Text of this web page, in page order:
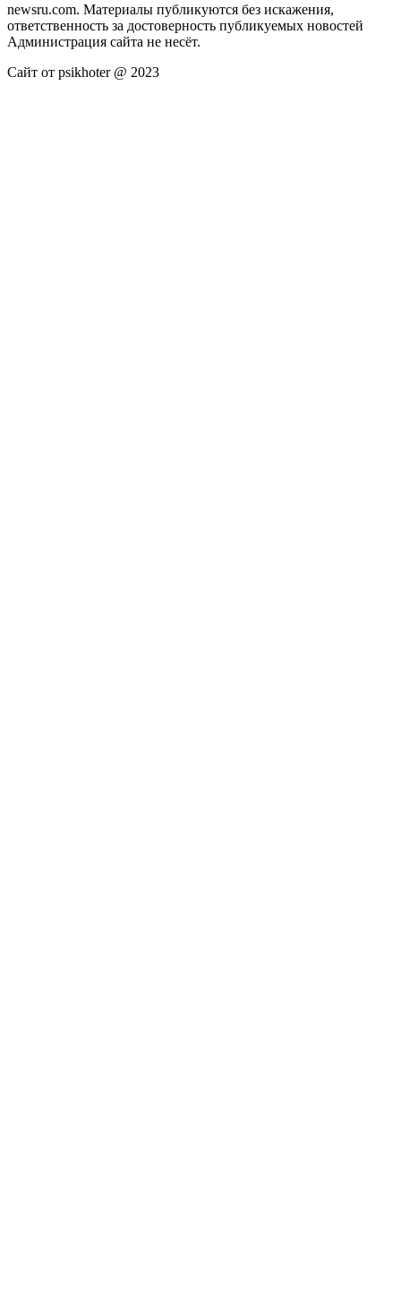
newsru.com. Материалы публикуются без искажения,
ответственность за достоверность публикуемых новостей
Администрация сайта не несёт.
Сайт от psikhoter @ 2023